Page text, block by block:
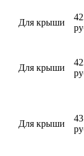
Для крыши
Для крыши
Для крыши